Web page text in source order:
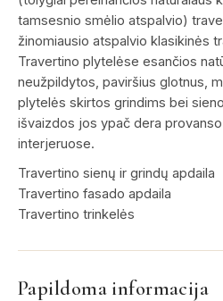
tamsesnio smėlio atspalvio)
žinomiausio atspalvio klasikinės
Travertino plytelėse esančios
neužpildytos, paviršius glotnus,
plytelės skirtos grindims bei
išvaizdos jos ypač dera
interjeruose.
Travertino sienų ir grindų apdaila
Travertino fasado apdaila
Travertino trinkelės
Papildoma informacija